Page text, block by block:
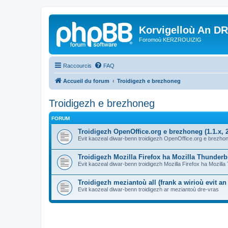
Korvigelloù An
Foromoù KERZROUIZIG
Raccourcis FAQ
Accueil du forum Troidigezh e brezhoneg
Troidigezh e brezhoneg
FORUM
Troidigezh OpenOffice.org e brezhoneg (1.1.x,
Evit kaozeal diwar-benn troidigezh OpenOffice.org e
Troidigezh Mozilla Firefox ha Mozilla
Evit kaozeal diwar-benn troidigezh Mozilla Firefox ha
Troidigezh meziantoù all (frank a wirioù evit an
Evit kaozeal diwar-benn troidigezh ar meziantoù dre-vras